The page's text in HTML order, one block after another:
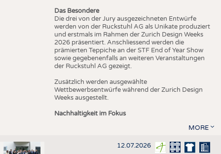
Das Besondere
Die drei von der Jury ausgezeichneten Entwürfe
werden von der Ruckstuhl AG als Unikate produziert
und erstmals im Rahmen der Zurich Design Weeks
2026 präsentiert. Anschliessend werden die
prämierten Teppiche an der STF End of Year Show
sowie gegebenenfalls an weiteren Veranstaltungen
der Ruckstuhl AG gezeigt.
Zusätzlich werden ausgewählte
Wettbewerbsentwürfe während der Zurich Design
Weeks ausgestellt.
Nachhaltigkeit im Fokus
MORE
12.07.2026